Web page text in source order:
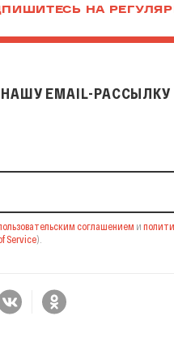
НА
EMAIL-РАССЫЛКУ
соглашением и
Service).